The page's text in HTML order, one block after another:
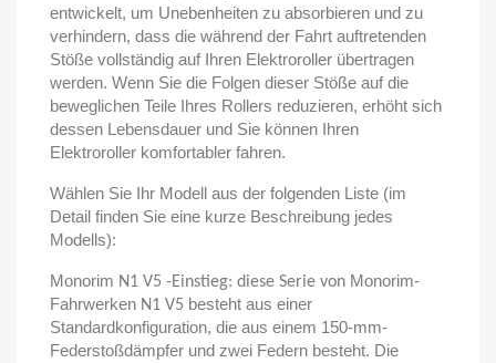
entwickelt, um Unebenheiten zu absorbieren und zu
verhindern, dass die während der Fahrt auftretenden
Stöße vollständig auf Ihren Elektroroller übertragen
werden. Wenn Sie die Folgen dieser Stöße auf die
beweglichen Teile Ihres Rollers reduzieren, erhöht sich
dessen Lebensdauer und Sie können Ihren
Elektroroller komfortabler fahren.
Wählen Sie Ihr Modell aus der folgenden Liste (im
Detail finden Sie eine kurze Beschreibung jedes
Modells):
Monorim N1 V5 -Einstieg: diese Serie von Monorim-
Fahrwerken N1 V5 besteht aus einer
Standardkonfiguration, die aus einem 150-mm-
Federstoßdämpfer und zwei Federn besteht. Die